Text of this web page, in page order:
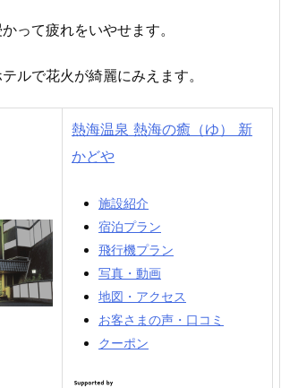
って疲れをいやせます。
ルで花火が綺麗にみえます。
熱海温泉 熱海の癒（ゆ） 新
かどや
施設紹介
宿泊プラン
飛行機プラン
写真・動画
地図・アクセス
お客さまの声・口コミ
クーポン